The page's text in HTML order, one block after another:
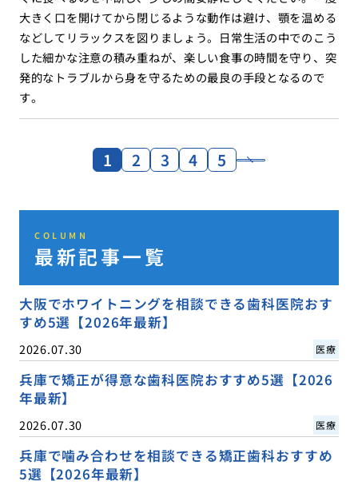
大きく口を開けてから閉じるような動作は避け、顎を温める
などしてリラックスを図りましょう。日常生活の中でのこう
した細かな注意の積み重ねが、楽しい食事の時間を守り、突
発的なトラブルから身を守るための最良の手段となるので
す。
1 2 3 4 5
COLUMN
最新記事一覧
大阪でホワイトニングを相談できる歯科医院おす
すめ5選【2026年最新】
2026.07.30 医療
兵庫で矯正が得意な歯科医院おすすめ5選【2026
年最新】
2026.07.30 医療
兵庫で噛み合わせを相談できる矯正歯科おすすめ
5選【2026年最新】